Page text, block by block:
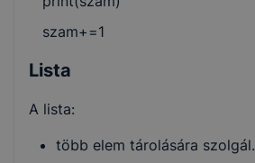
szam+=1
Lista
A lista:
több elem tárolására szolgál.